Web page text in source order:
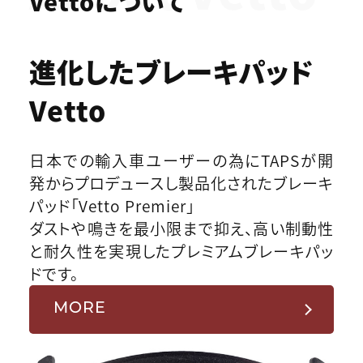
進化したブレーキパッド
Vetto
日本での輸入車ユーザーの為にTAPSが開
発からプロデュースし製品化されたブレーキ
パッド「Vetto Premier」
ダストや鳴きを最小限まで抑え、高い制動性
と耐久性を実現したプレミアムブレーキパッ
ドです。
MORE